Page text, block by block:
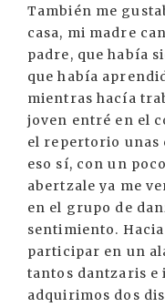
También me
casa, mi madre
padre, que había
que había
mientras hacía
joven entré en el
el repertorio unas
eso sí, con un
abertzale ya me
en el grupo de
sentimiento.
participar en un
tantos dantzaris
adquirimos dos